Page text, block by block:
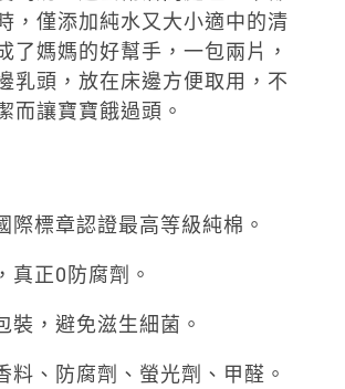
，僅添加純水又大小適中的清
了媽媽的好幫手，一包兩片，
乳頭，放在床邊方便取用，不
而讓寶寶餓過頭。
際標章認證最高等級純棉。
真正0防腐劑。
裝，避免滋生細菌。
料、防腐劑、螢光劑、甲醛。